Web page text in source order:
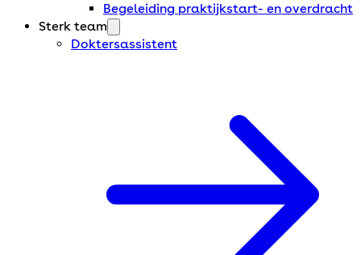
Begeleiding praktijkstart- en overdracht
Sterk team
Doktersassistent